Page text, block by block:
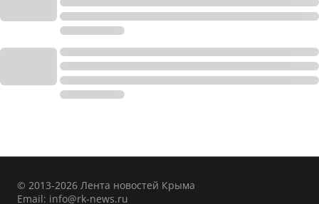
© 2013-2026 Лента новостей Крыма
Email: info@rk-news.ru